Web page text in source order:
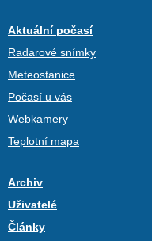
Aktuální počasí
Radarové snímky
Meteostanice
Počasí u vás
Webkamery
Teplotní mapa
Archiv
Uživatelé
Články